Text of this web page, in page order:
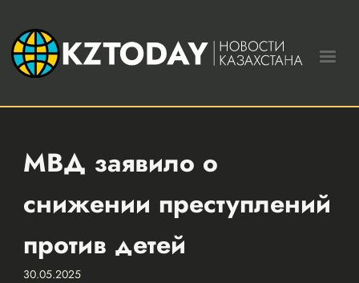
МВД заявило о
снижении преступлений
против детей
30.05.2025